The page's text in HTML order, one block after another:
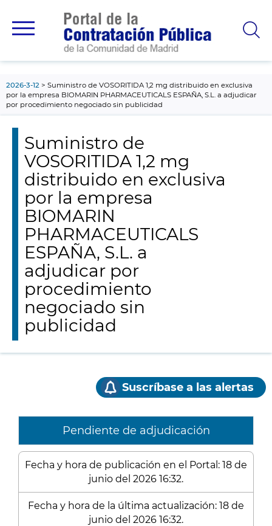
principal
2026-3-12
Suministro de VOSORITIDA 1,2 mg distribuido en exclusiva
por la empresa BIOMARIN PHARMACEUTICALS ESPAÑA, S.L. a adjudicar
por procedimiento negociado sin publicidad
Suministro de
VOSORITIDA 1,2 mg
distribuido en exclusiva
por la empresa
BIOMARIN
PHARMACEUTICALS
ESPAÑA, S.L. a
adjudicar por
procedimiento
negociado sin
publicidad
Suscríbase a las alertas
Pendiente de adjudicación
Fecha y hora de publicación en el Portal: 18 de
junio del 2026 16:32.
Fecha y hora de la última actualización: 18 de
junio del 2026 16:32.